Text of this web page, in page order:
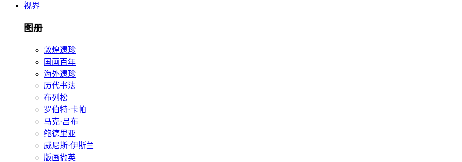
视界
图册
敦煌遗珍
国画百年
海外遗珍
历代书法
布列松
罗伯特·卡帕
马克·吕布
鲍德里亚
威尼斯·伊斯兰
版画撷英